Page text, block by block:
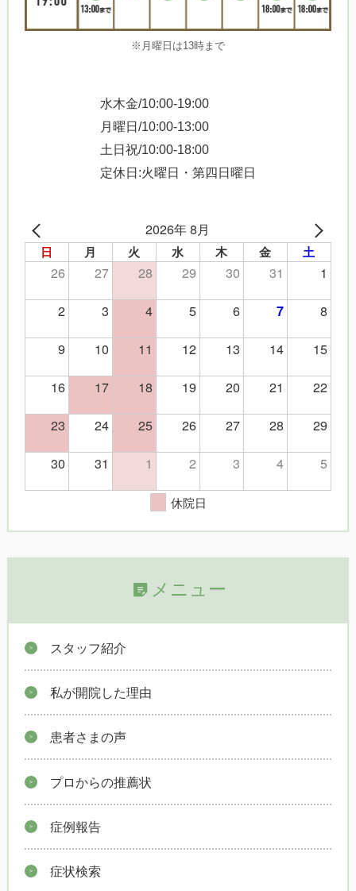
※月曜日は13時まで
水木金/10:00-19:00
月曜日/10:00-13:00
土日祝/10:00-18:00
定休日:火曜日・第四日曜日
2026年 8月
日 月 火 水 木 金 土
26 27 28 29 30 31
1
2
3 4 5 6 7
8
9
10 11 12 13 14
15
16
17 18 19 20 21
22
23
24 25 26 27 28
29
30
31 1 2 3 4 5
休院日
メニュー
スタッフ紹介
私が開院した理由
患者さまの声
プロからの推薦状
症例報告
症状検索